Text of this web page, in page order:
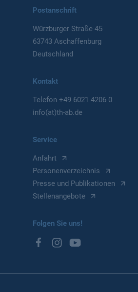
Postanschrift
Würzburger Straße 45
63743 Aschaffenburg
Deutschland
Kontakt
Telefon+49 6021 4206 0
info(at)th-ab.de
Service
Anfahrt
Personenverzeichnis
Presse und Publikationen
Stellenangebote
Folgen Sie uns!